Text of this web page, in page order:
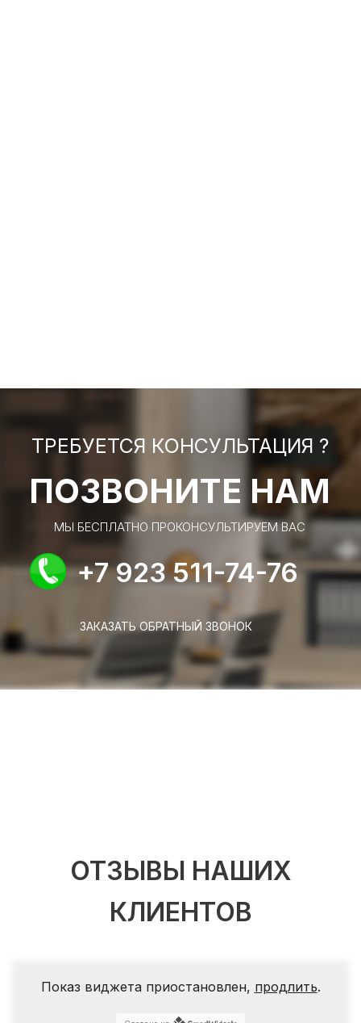
ТРЕБУЕТСЯ КОНСУЛЬТАЦИЯ ?
ПОЗВОНИТЕ НАМ
МЫ БЕСПЛАТНО ПРОКОНСУЛЬТИРУЕМ ВАС
+7 923 511-74-76
ЗАКАЗАТЬ ОБРАТНЫЙ ЗВОНОК
ОТЗЫВЫ НАШИХ
КЛИЕНТОВ
Показ виджета приостановлен, продлить.